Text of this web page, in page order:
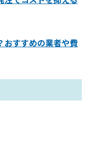
おすすめの業者や費